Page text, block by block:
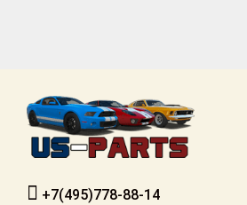
+7(495)778-88-14